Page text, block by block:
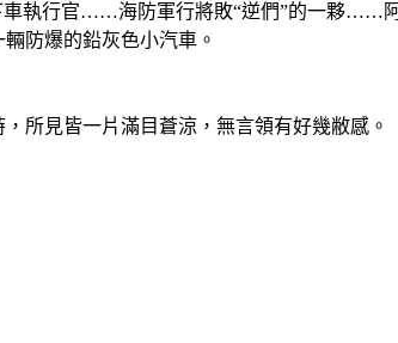
行官……海防軍行將敗“逆們”的一夥……阿
防爆的鉛灰色小汽車。
所見皆一片滿目蒼涼，無言領有好幾敝感。